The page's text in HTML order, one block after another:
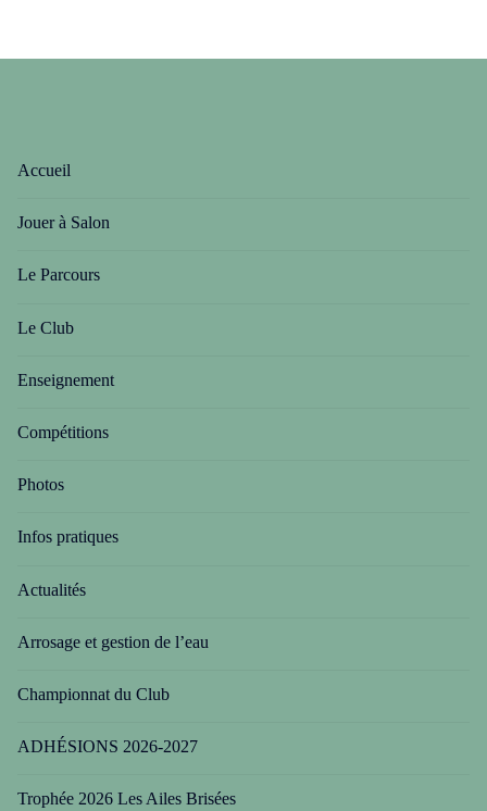
Accueil
Jouer à Salon
Le Parcours
Le Club
Enseignement
Compétitions
Photos
Infos pratiques
Actualités
Arrosage et gestion de l’eau
Championnat du Club
ADHÉSIONS 2026-2027
Trophée 2026 Les Ailes Brisées